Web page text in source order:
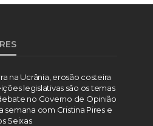
na Ucrânia, erosão costeira
legislativas são os temas
no Governo de Opinião
semana com Cristina Pires e
Seixas